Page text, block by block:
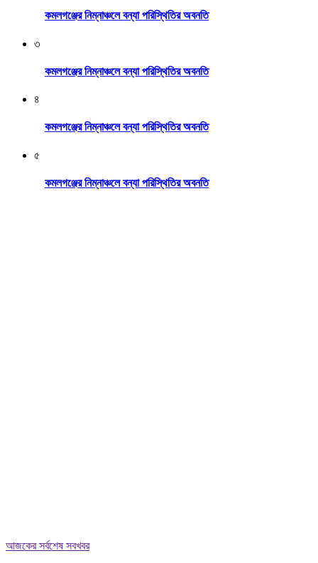
কমলগঞ্জের নিম্নাঞ্চলে বন্যা পরিস্থিতির অবনতি
৩
কমলগঞ্জের নিম্নাঞ্চলে বন্যা পরিস্থিতির অবনতি
৪
কমলগঞ্জের নিম্নাঞ্চলে বন্যা পরিস্থিতির অবনতি
৫
কমলগঞ্জের নিম্নাঞ্চলে বন্যা পরিস্থিতির অবনতি
আজকের সর্বশেষ সবখবর